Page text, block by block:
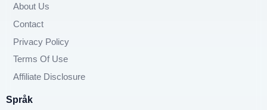
About Us
Contact
Privacy Policy
Terms Of Use
Affiliate Disclosure
Språk